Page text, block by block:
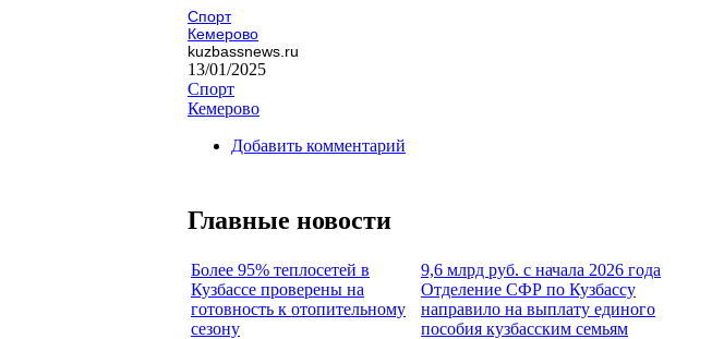
Спорт
Кемерово
kuzbassnews.ru
13/01/2025
Спорт
Кемерово
Добавить комментарий
Главные новости
Более 95% теплосетей в
Кузбассе проверены на
готовность к отопительному
сезону
9,6 млрд руб. с начала 2026 года
Отделение СФР по Кузбассу
направило на выплату единого
пособия кузбасским семьям